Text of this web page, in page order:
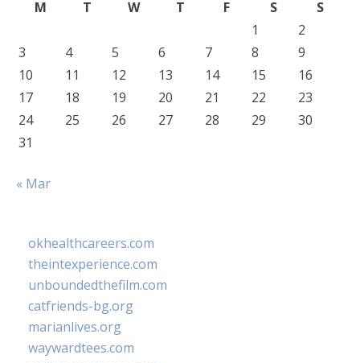
M T W T F S
S
1
2
3
4 5 6 7 8
9
10
11 12 13 14 15
16
17
18 19 20 21 22
23
24
25 26 27 28 29
30
31
« Mar
okhealthcareers.com
theintexperience.com
unboundedthefilm.com
catfriends-bg.org
marianlives.org
waywardtees.com